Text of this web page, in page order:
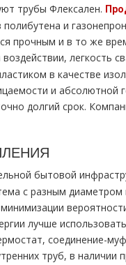
трубы Флексален.
и
прочным и в то же
легкость
в качестве
и абсолютной
долгий срок.
бытовой
с разным
лучше
соединение-
труб, в наличии